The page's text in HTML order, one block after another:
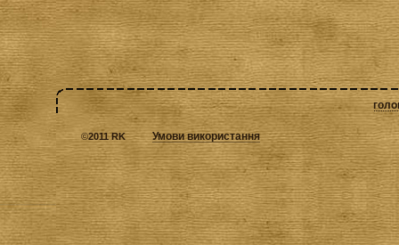
©2011 RK Умови використання